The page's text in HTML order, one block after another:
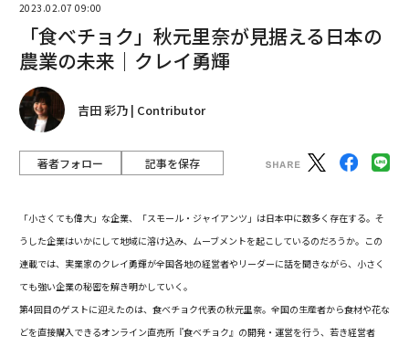
2023.02.07 09:00
「食べチョク」秋元里奈が見据える日本の
農業の未来｜クレイ勇輝
吉田 彩乃 | Contributor
著者フォロー 記事を保存
「小さくても偉大」な企業、「スモール・ジャイアンツ」は日本中に数多く存在する。そ
うした企業はいかにして地域に溶け込み、ムーブメントを起こしているのだろうか。この
連載では、実業家のクレイ勇輝が全国各地の経営者やリーダーに話を聞きながら、小さく
ても強い企業の秘密を解き明かしていく。
第4回目のゲストに迎えたのは、食べチョク代表の秋元里奈。全国の生産者から食材や花な
どを直接購入できるオンライン直売所『食べチョク』の開発・運営を行う、若き経営者